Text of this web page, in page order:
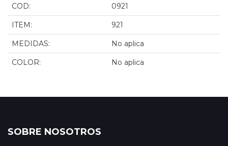
COD: 0921
ITEM: 921
MEDIDAS: No aplica
COLOR: No aplica
SOBRE NOSOTROS